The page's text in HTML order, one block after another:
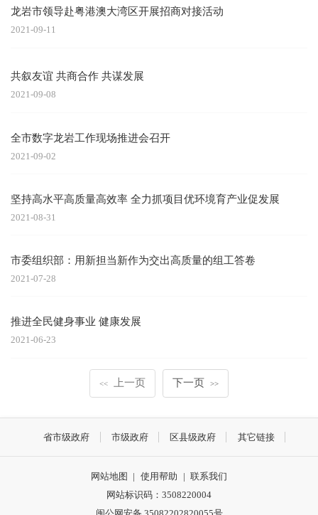
龙岩市领导赴粤港澳大湾区开展招商对接活动
2021-09-11
共叙友谊 共商合作 共谋发展
2021-09-08
全市数字龙岩工作现场推进会召开
2021-09-02
坚持高水平高质量高效率 全力抓项目优环境育产业促发展
2021-08-31
市委组织部：用新担当新作为交出高质量的组工答卷
2021-07-28
推进全民健身事业 健康发展
2021-06-23
<< 上一页 下一页 >>
省市级政府 市级政府 区县级政府 其它链接
网站地图 | 使用帮助 | 联系我们
网站标识码：3508220004